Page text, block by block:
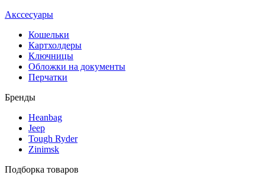
Акссесуары
Кошельки
Картхолдеры
Ключницы
Обложки на документы
Перчатки
Бренды
Heanbag
Jeep
Tough Ryder
Zinimsk
Подборка товаров